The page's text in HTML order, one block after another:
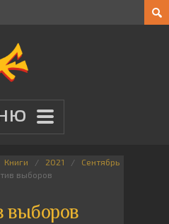
Книги 2021
Сентябрь
выборов
выборов